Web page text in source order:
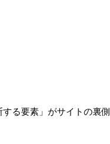
る要素」がサイトの裏側